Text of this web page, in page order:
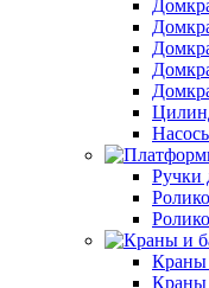
Ручки
Краны
Краны